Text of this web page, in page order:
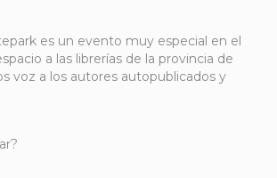
es un evento muy especial en el
a las librerías de la provincia de
voz a los autores autopublicados y